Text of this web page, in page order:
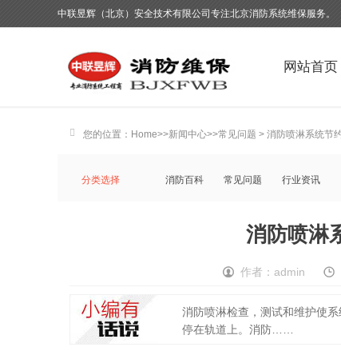
中联昱辉（北京）安全技术有限公司专注北京消防系统维保服务。
网站首页
您的位置： Home>>新闻中心>>常见问题 > 消防喷淋系统节
分类选择 消防百科 常见问题 行业资讯
消防喷淋
作者：admin
消防喷淋检查，测试和维护使
停在轨道上。消防……